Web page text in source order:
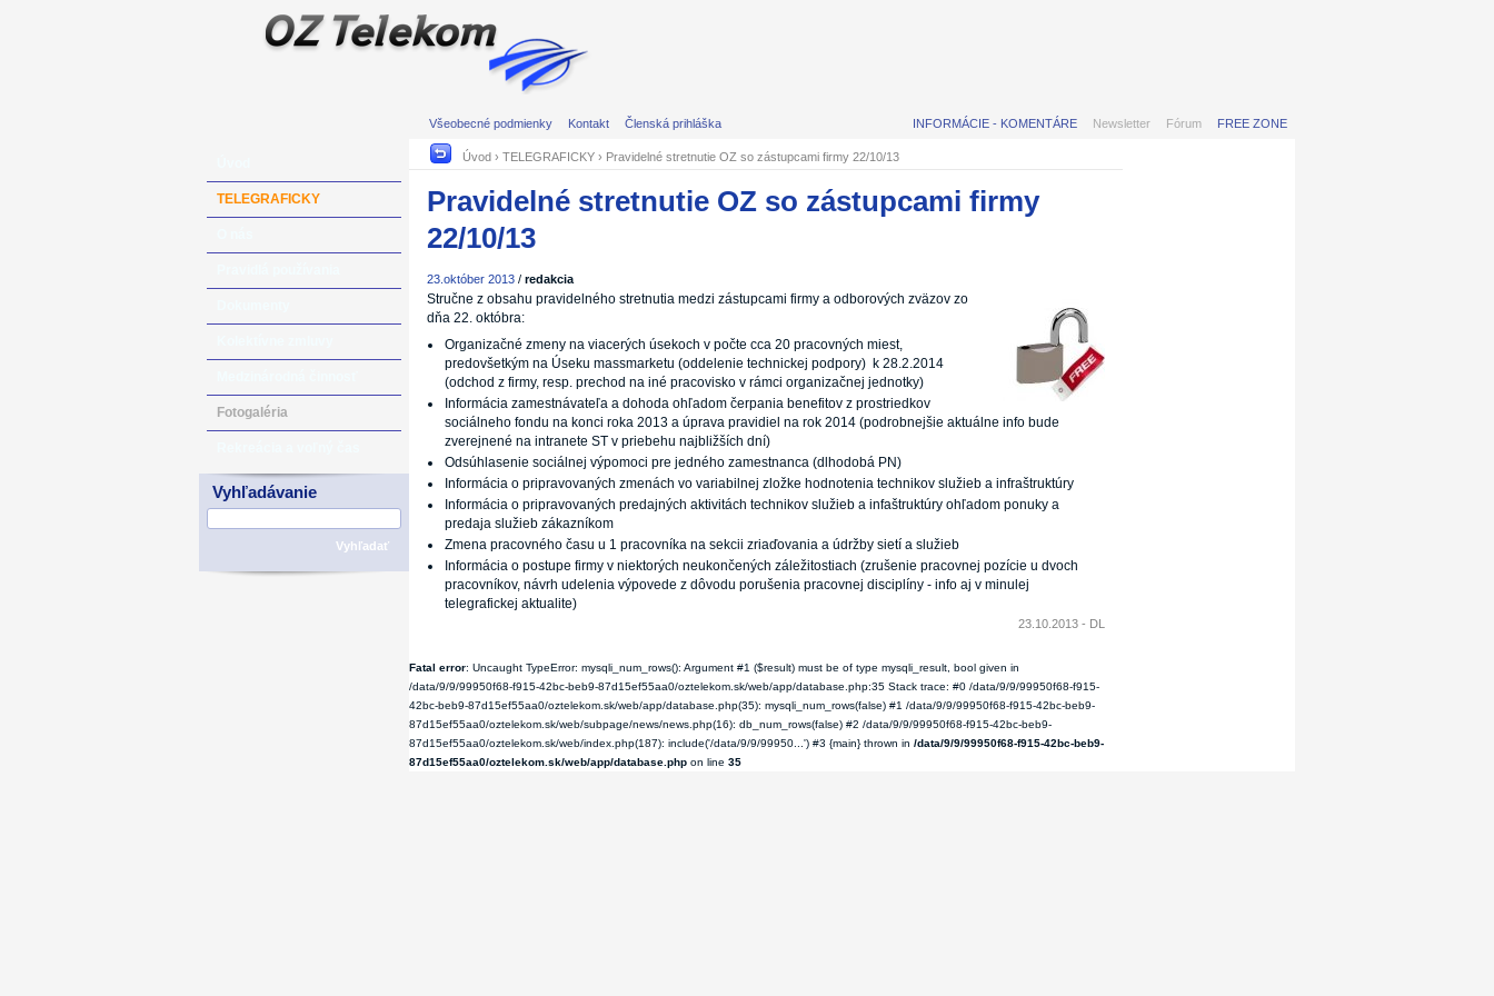
INFORMÁCIE - KOMENTÁRE Newsletter Fórum FREE ZONE
Všeobecné podmienky Kontakt Členská prihláška
TELEGRAFICKY
Fotogaléria
Vyhľadávanie
Vyhľadať
Úvod › TELEGRAFICKY › Pravidelné stretnutie OZ so zástupcami firmy 22/10/13
Pravidelné stretnutie OZ so zástupcami firmy
22/10/13
23.október 2013 / redakcia
Stručne z obsahu pravidelného stretnutia medzi zástupcami firmy a odborových zväzov zo
dňa 22. októbra:
Organizačné zmeny na viacerých úsekoch v počte cca 20 pracovných miest,
predovšetkým na Úseku massmarketu (oddelenie technickej podpory) k 28.2.2014
(odchod z firmy, resp. prechod na iné pracovisko v rámci organizačnej jednotky)
Informácia zamestnávateľa a dohoda ohľadom čerpania benefitov z prostriedkov
sociálneho fondu na konci roka 2013 a úprava pravidiel na rok 2014 (podrobnejšie aktuálne info bude
zverejnené na intranete ST v priebehu najbližších dní)
Odsúhlasenie sociálnej výpomoci pre jedného zamestnanca (dlhodobá PN)
Informácia o pripravovaných zmenách vo variabilnej zložke hodnotenia technikov služieb a infraštruktúry
Informácia o pripravovaných predajných aktivitách technikov služieb a infaštruktúry ohľadom ponuky a
predaja služieb zákazníkom
Zmena pracovného času u 1 pracovníka na sekcii zriaďovania a údržby sietí a služieb
Informácia o postupe firmy v niektorých neukončených záležitostiach (zrušenie pracovnej pozície u dvoch
pracovníkov, návrh udelenia výpovede z dôvodu porušenia pracovnej disciplíny - info aj v minulej
telegrafickej aktualite)
23.10.2013 - DL
Fatal error: Uncaught TypeError: mysqli_num_rows(): Argument #1 ($result) must be of type mysqli_result, bool given in
/data/9/9/99950f68-f915-42bc-beb9-87d15ef55aa0/oztelekom.sk/web/app/database.php:35 Stack trace: #0 /data/9/9/99950f68-f915-
42bc-beb9-87d15ef55aa0/oztelekom.sk/web/app/database.php(35): mysqli_num_rows(false) #1 /data/9/9/99950f68-f915-42bc-beb9-
87d15ef55aa0/oztelekom.sk/web/subpage/news/news.php(16): db_num_rows(false) #2 /data/9/9/99950f68-f915-42bc-beb9-
87d15ef55aa0/oztelekom.sk/web/index.php(187): include('/data/9/9/99950...') #3 {main} thrown in /data/9/9/99950f68-f915-42bc-beb9-
87d15ef55aa0/oztelekom.sk/web/app/database.php on line 35